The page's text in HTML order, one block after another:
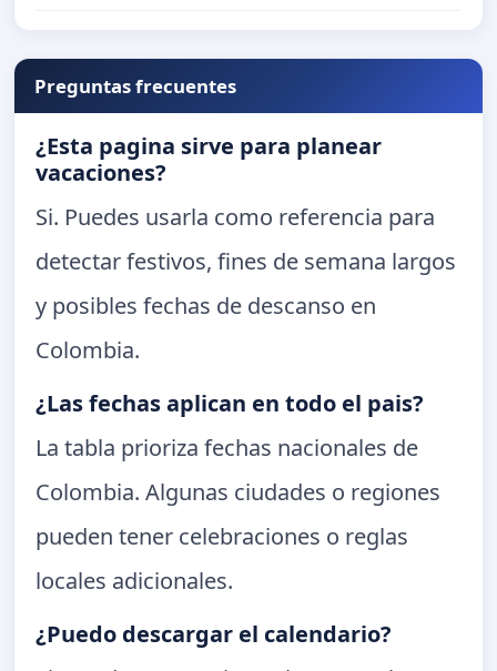
Preguntas frecuentes
¿Esta pagina sirve para planear
vacaciones?
Si. Puedes usarla como referencia para
detectar festivos, fines de semana largos
y posibles fechas de descanso en
Colombia.
¿Las fechas aplican en todo el pais?
La tabla prioriza fechas nacionales de
Colombia. Algunas ciudades o regiones
pueden tener celebraciones o reglas
locales adicionales.
¿Puedo descargar el calendario?